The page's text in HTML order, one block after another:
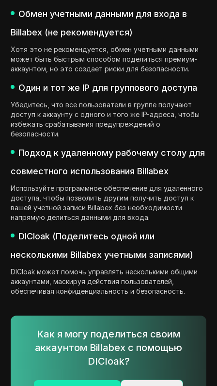
Обмен учетными данными для входа в
Billabex (не рекомендуется)
Хотя это не рекомендуется, обмен учетными данными
может быть быстрым способом поделиться премиум-
аккаунтом, но это создает риски для безопасности.
Один и тот же IP для группового доступа
Убедитесь, что все пользователи в группе получают
доступ к аккаунту с одного и того же IP-адреса, чтобы
избежать срабатывания предупреждений о
безопасности.
Подход к удаленному рабочему столу для
совместного использования Billabex
Используйте программное обеспечение для удаленного
доступа, чтобы позволить другим получить доступ к
вашей учетной записи Billabex без необходимости
напрямую делиться данными для входа.
DICloak (Поделитесь одной или
несколькими Billabex учетными записями)
DICloak может помочь управлять несколькими общими
аккаунтами, маскируя действия пользователей,
обеспечивая конфиденциальность и безопасность.
Как я могу поделиться своим
аккаунтом Billabex с помощью
DICloak?